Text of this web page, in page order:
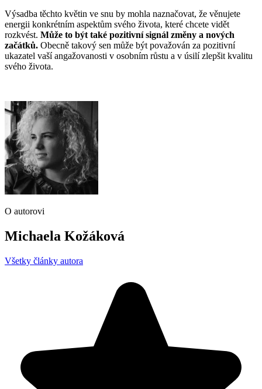
Výsadba těchto květin ve snu by mohla naznačovat, že věnujete
energii konkrétním aspektům svého života, které chcete vidět
rozkvést. Může to být také pozitivní signál změny a nových
začátků. Obecně takový sen může být považován za pozitivní
ukazatel vaší angažovanosti v osobním růstu a v úsilí zlepšit kvalitu
svého života.
O autorovi
Michaela Kožáková
Všetky články autora